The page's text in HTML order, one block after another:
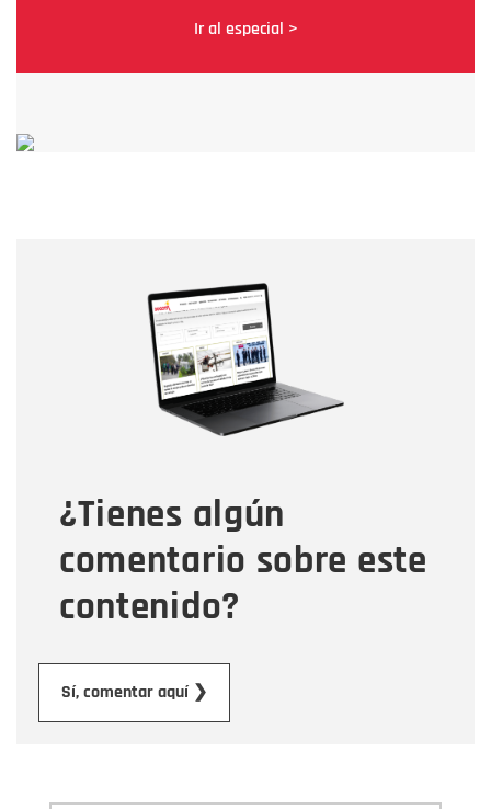
Ir al especial >
¿Tienes algún
comentario sobre este
contenido?
Sí, comentar aquí ❯
Correo electrónico
Tipo de comentario
Mensaje